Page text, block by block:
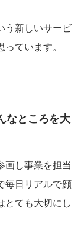
う新しいサービ
ています。
なところを大
画し事業を担当
毎日リアルで顔
とても大切にし